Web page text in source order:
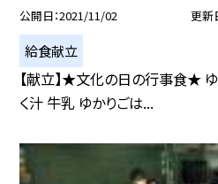
公開日 2021/11/02 更新
給食献立
【献立】★文化の日の行事食★
く汁 牛乳 ゆかりごは...